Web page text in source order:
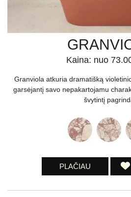
Kaina: nuo
Granviola atkuria dramatišką
garsėjantį savo nepakartojamu
švytintį
PLAČIAU